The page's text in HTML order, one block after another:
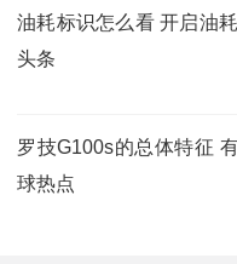
油耗标识怎么看 开启油
头条
罗技G100s的总体特征
球热点